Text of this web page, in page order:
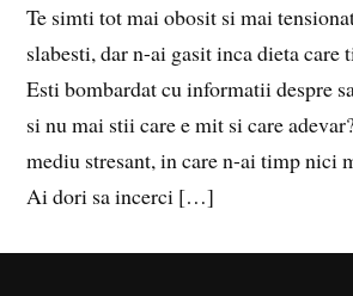
Te simti tot mai obosit si mai
slabesti, dar n-ai gasit inca dieta care
Esti bombardat cu informatii despre
si nu mai stii care e mit si care
mediu stresant, in care n-ai timp nici
Ai dori sa incerci […]